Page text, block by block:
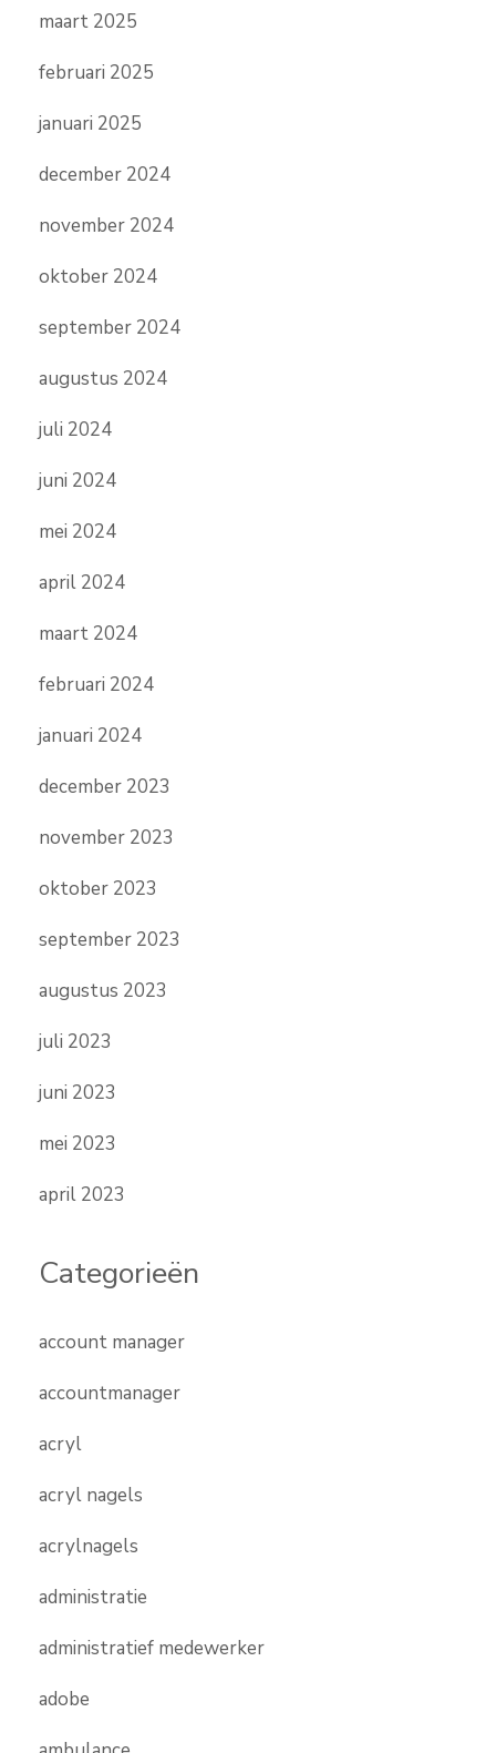
maart 2025
februari 2025
januari 2025
december 2024
november 2024
oktober 2024
september 2024
augustus 2024
juli 2024
juni 2024
mei 2024
april 2024
maart 2024
februari 2024
januari 2024
december 2023
november 2023
oktober 2023
september 2023
augustus 2023
juli 2023
juni 2023
mei 2023
april 2023
Categorieën
account manager
accountmanager
acryl
acryl nagels
acrylnagels
administratie
administratief medewerker
adobe